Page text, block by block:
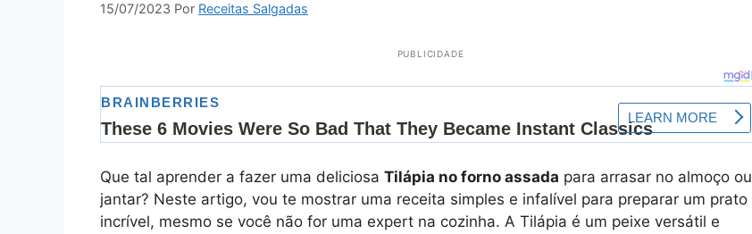
15/07/2023 Por Receitas Salgadas
PUBLICIDADE
Que tal aprender a fazer uma deliciosa Tilápia no forno assada para arrasar no almoço ou
jantar? Neste artigo, vou te mostrar uma receita simples e infalível para preparar um prato
incrível, mesmo se você não for uma expert na cozinha. A Tilápia é um peixe versátil e